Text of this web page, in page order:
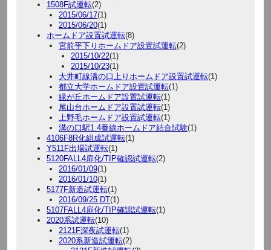
1508F試運転(2)
2015/06/17(1)
2015/06/20(1)
ホームドア設置試運転(8)
宮前平下りホームドア設置試運転(2)
2015/10/22(1)
2015/10/23(1)
大井町線溝の口上りホームドア設置試運転(1)
都立大学ホームドア設置試運転(1)
緑が丘ホームドア設置試運転(1)
尾山台ホームドア設置試運転(1)
上野毛ホームドア設置試運転(1)
溝の口駅1.4番線ホームドア結合試験(1)
4106F8R化組成試運転(1)
Y511F出場試運転(1)
5120FALL4扉化/TIP確認試運転(2)
2016/01/09(1)
2016/01/10(1)
5177F新造試運転(1)
2016/09/25 DT(1)
5107FALL4扉化/TIP確認試運転(1)
2020系試運転(10)
2121F深夜試運転(1)
2020系新造試運転(2)